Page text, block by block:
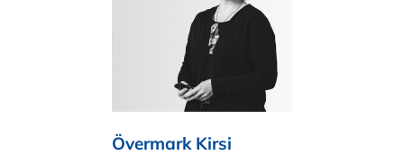
Övermark Kirsi